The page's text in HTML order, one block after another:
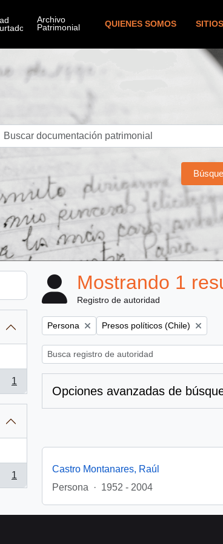
QUIENES SOMOS
1
1
Mostrando 1
Registro de autoridad
Remove filter:
Persona Remove filter:
Presos políticos (Chile)
Opciones avanzadas de
Castro Montanares, Raúl
Persona
· 1952 - 2004